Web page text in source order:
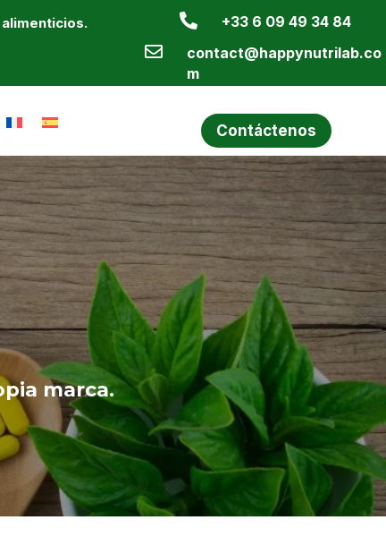
 +33 6 09 49 34 84

contact@happynutrilab.co
m
Contáctenos
marca.